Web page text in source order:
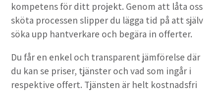
kompetens för ditt projekt. Genom att låta oss
sköta processen slipper du lägga tid på att själv
söka upp hantverkare och begära in offerter.
Du får en enkel och transparent jämförelse där
du kan se priser, tjänster och vad som ingår i
respektive offert. Tjänsten är helt kostnadsfri